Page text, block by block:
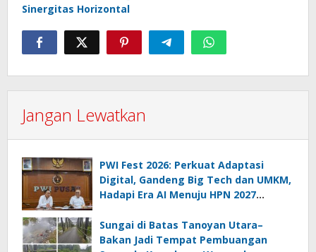
Sinergitas Horizontal
Jangan Lewatkan
PWI Fest 2026: Perkuat Adaptasi
Digital, Gandeng Big Tech dan UMKM,
Hadapi Era AI Menuju HPN 2027
Sungai di Batas Tanoyan Utara–
Bakan Jadi Tempat Pembuangan